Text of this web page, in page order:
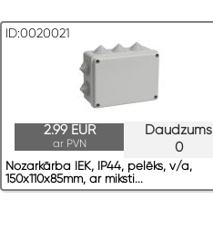
ID:0020021
Daudzums
0
2.99 EUR
ar PVN
Nozarkārba IEK, IP44, pelēks, v/a,
150x110x85mm, ar miksti...